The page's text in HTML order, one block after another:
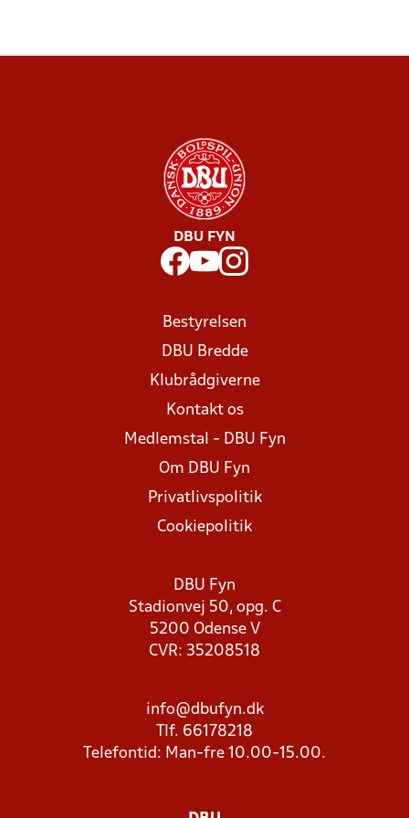
DBU FYN
Bestyrelsen
DBU Bredde
Klubrådgiverne
Kontakt os
Medlemstal - DBU Fyn
Om DBU Fyn
Privatlivspolitik
Cookiepolitik
DBU Fyn
Stadionvej 50, opg. C
5200 Odense V
CVR: 35208518
info@dbufyn.dk
Tlf. 66178218
Telefontid: Man-fre 10.00-15.00.